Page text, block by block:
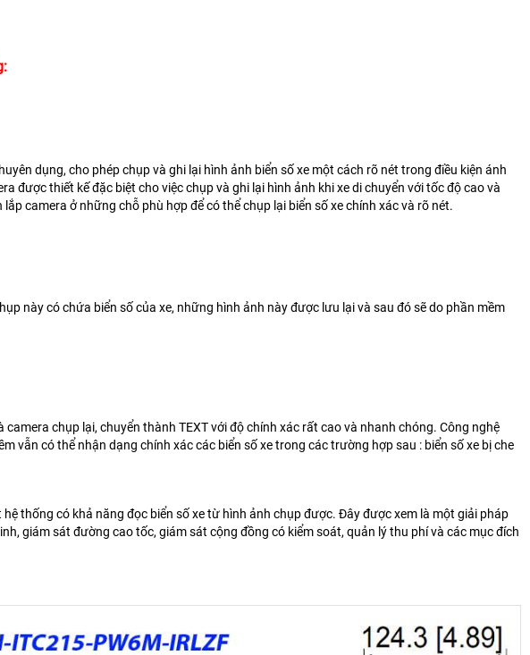
dụng, cho phép chụp và ghi lại hình ảnh biển số xe một cách rõ nét trong điều kiện ánh
được thiết kế đặc biệt cho việc chụp và ghi lại hình ảnh khi xe di chuyển với tốc độ cao và
camera ở những chỗ phù hợp để có thể chụp lại biển số xe chính xác và rõ nét.
này có chứa biển số của xe, những hình ảnh này được lưu lại và sau đó sẽ do phần mềm
chụp lại, chuyển thành TEXT với độ chính xác rất cao và nhanh chóng. Công nghệ
vẫn có thể nhận dạng chính xác các biển số xe trong các trường hợp sau : biển số xe bị che
thống có khả năng đọc biển số xe từ hình ảnh chụp được. Đây được xem là một giải pháp
giám sát đường cao tốc, giám sát cộng đồng có kiểm soát, quản lý thu phí và các mục đích